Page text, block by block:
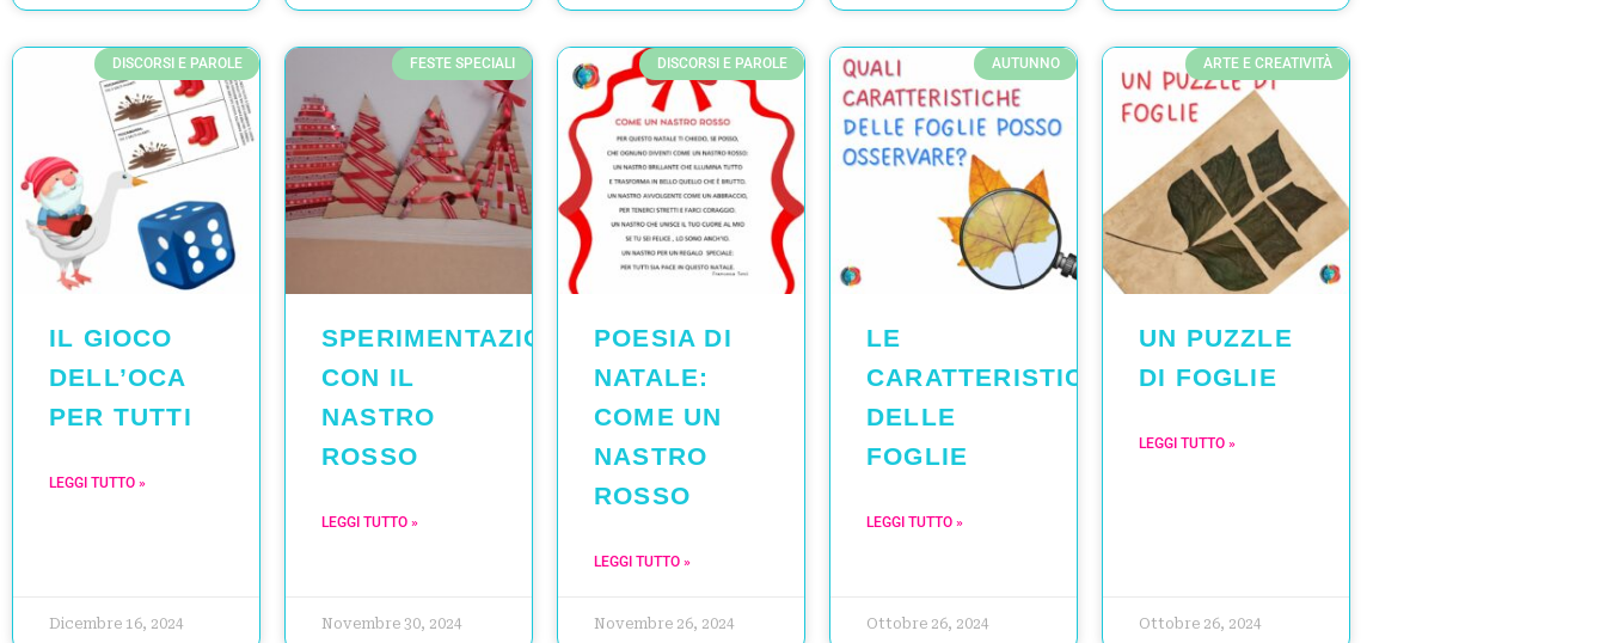
DISCORSI E PAROLE
IL GIOCO
DELL’OCA
PER TUTTI
LEGGI TUTTO »
Dicembre 16, 2024
FESTE SPECIALI
SPERIMENTAZIONI
CON IL
NASTRO
ROSSO
LEGGI TUTTO »
Novembre 30, 2024
DISCORSI E PAROLE
POESIA DI
NATALE:
COME UN
NASTRO
ROSSO
LEGGI TUTTO »
Novembre 26, 2024
AUTUNNO
LE
CARATTERISTICHE
DELLE
FOGLIE
LEGGI TUTTO »
Ottobre 26, 2024
ARTE E CREATIVITÀ
UN PUZZLE
DI FOGLIE
LEGGI TUTTO »
Ottobre 26, 2024